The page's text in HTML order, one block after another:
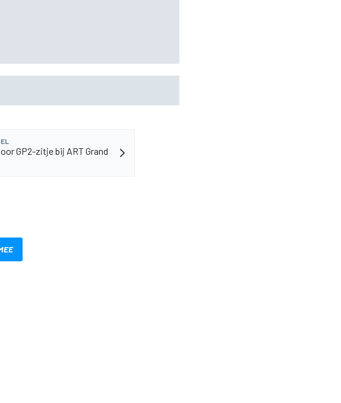
GP2-zitje bij ART Grand